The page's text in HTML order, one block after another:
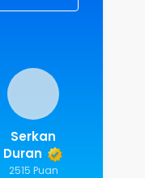
Serkan
Duran
2515 Puan